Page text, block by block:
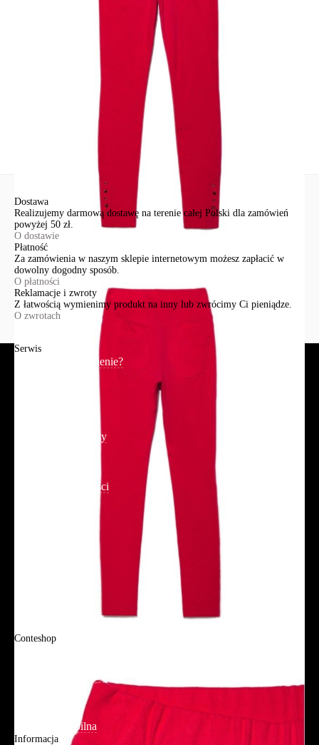
EuroTrade Tex Sp z o.o.
Ten produkt nie ma pytań Możesz zadać pytanie, klikając przycisk
Dostawa
Realizujemy darmową dostawę na terenie całej Polski dla zamówień
powyżej 50 zł.
O dostawie
Płatność
Za zamówienia w naszym sklepie internetowym możesz zapłacić w
dowolny dogodny sposób.
O płatności
Reklamacje i zwroty
Z łatwością wymienimy produkt na inny lub zwrócimy Ci pieniądze.
O zwrotach
Serwis
Jak złożyć zamówienie?
Reklamacje i zwroty
Polityka prywatności
Conteshop
Aplikacja mobilna
Informacja